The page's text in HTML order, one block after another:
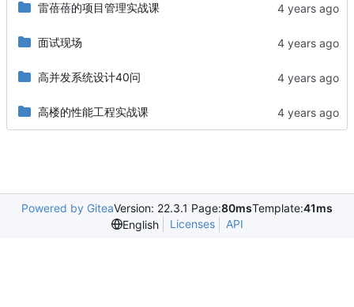
雷蓓蓓的项目管理实战课
面试现场
高并发系统设计40问
高楼的性能工程实战课
Powered by GiteaVersion: 22.3.1 Page:80msTemplate:41ms
English
Licenses API